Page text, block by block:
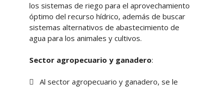
los sistemas de riego para el aprovechamiento
óptimo del recurso hídrico, además de buscar
sistemas alternativos de abastecimiento de
agua para los animales y cultivos.
Sector agropecuario y ganadero:
 Al sector agropecuario y ganadero, se le